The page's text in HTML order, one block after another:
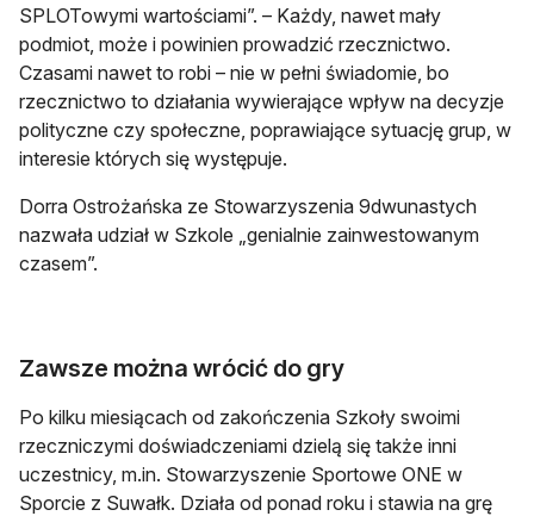
SPLOTowymi wartościami”. – Każdy, nawet mały
podmiot, może i powinien prowadzić rzecznictwo.
Czasami nawet to robi – nie w pełni świadomie, bo
rzecznictwo to działania wywierające wpływ na decyzje
polityczne czy społeczne, poprawiające sytuację grup, w
interesie których się występuje.
Dorra Ostrożańska ze Stowarzyszenia 9dwunastych
nazwała udział w Szkole „genialnie zainwestowanym
czasem”.
Zawsze można wrócić do gry
Po kilku miesiącach od zakończenia Szkoły swoimi
rzeczniczymi doświadczeniami dzielą się także inni
uczestnicy, m.in. Stowarzyszenie Sportowe ONE w
Sporcie z Suwałk. Działa od ponad roku i stawia na grę